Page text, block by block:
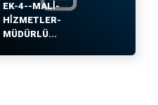
EK-4--MALİ-
HİZMETLER-
MÜDÜRLÜ...